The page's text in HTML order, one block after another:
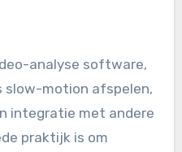
analyse software,
slow-motion afspelen,
integratie met andere
praktijk is om